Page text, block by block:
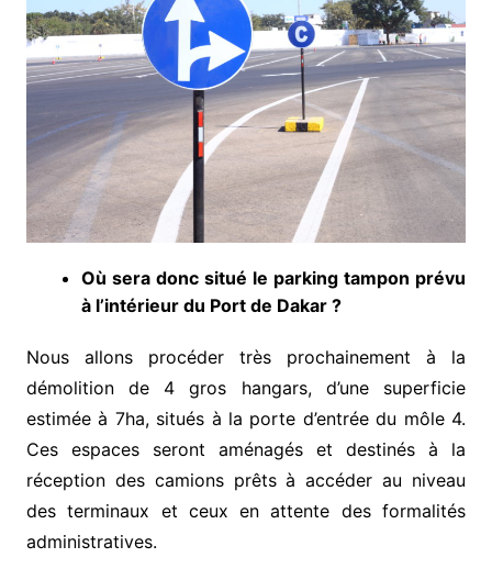
Où sera donc situé le parking tampon prévu
à l’intérieur du Port de Dakar ?
Nous allons procéder très prochainement à la
démolition de 4 gros hangars, d’une superficie
estimée à 7ha, situés à la porte d’entrée du môle 4.
Ces espaces seront aménagés et destinés à la
réception des camions prêts à accéder au niveau
des terminaux et ceux en attente des formalités
administratives.